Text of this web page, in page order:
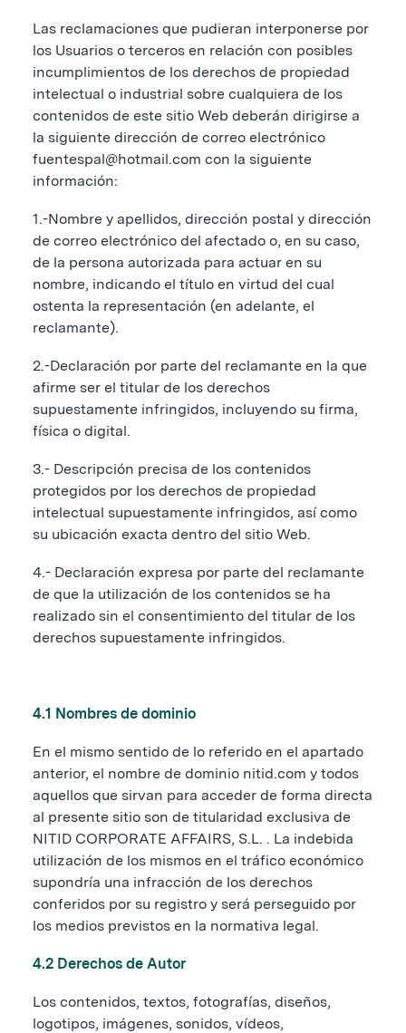
Las reclamaciones que pudieran interponerse por
los Usuarios o terceros en relación con posibles
incumplimientos de los derechos de propiedad
intelectual o industrial sobre cualquiera de los
contenidos de este sitio Web deberán dirigirse a
la siguiente dirección de correo electrónico
fuentespal@hotmail.com con la siguiente
información:
1.-Nombre y apellidos, dirección postal y dirección
de correo electrónico del afectado o, en su caso,
de la persona autorizada para actuar en su
nombre, indicando el título en virtud del cual
ostenta la representación (en adelante, el
reclamante).
2.-Declaración por parte del reclamante en la que
afirme ser el titular de los derechos
supuestamente infringidos, incluyendo su firma,
física o digital.
3.- Descripción precisa de los contenidos
protegidos por los derechos de propiedad
intelectual supuestamente infringidos, así como
su ubicación exacta dentro del sitio Web.
4.- Declaración expresa por parte del reclamante
de que la utilización de los contenidos se ha
realizado sin el consentimiento del titular de los
derechos supuestamente infringidos.
4.1 Nombres de dominio
En el mismo sentido de lo referido en el apartado
anterior, el nombre de dominio nitid.com y todos
aquellos que sirvan para acceder de forma directa
al presente sitio son de titularidad exclusiva de
NITID CORPORATE AFFAIRS, S.L. . La indebida
utilización de los mismos en el tráfico económico
supondría una infracción de los derechos
conferidos por su registro y será perseguido por
los medios previstos en la normativa legal.
4.2 Derechos de Autor
Los contenidos, textos, fotografías, diseños,
logotipos, imágenes, sonidos, vídeos,